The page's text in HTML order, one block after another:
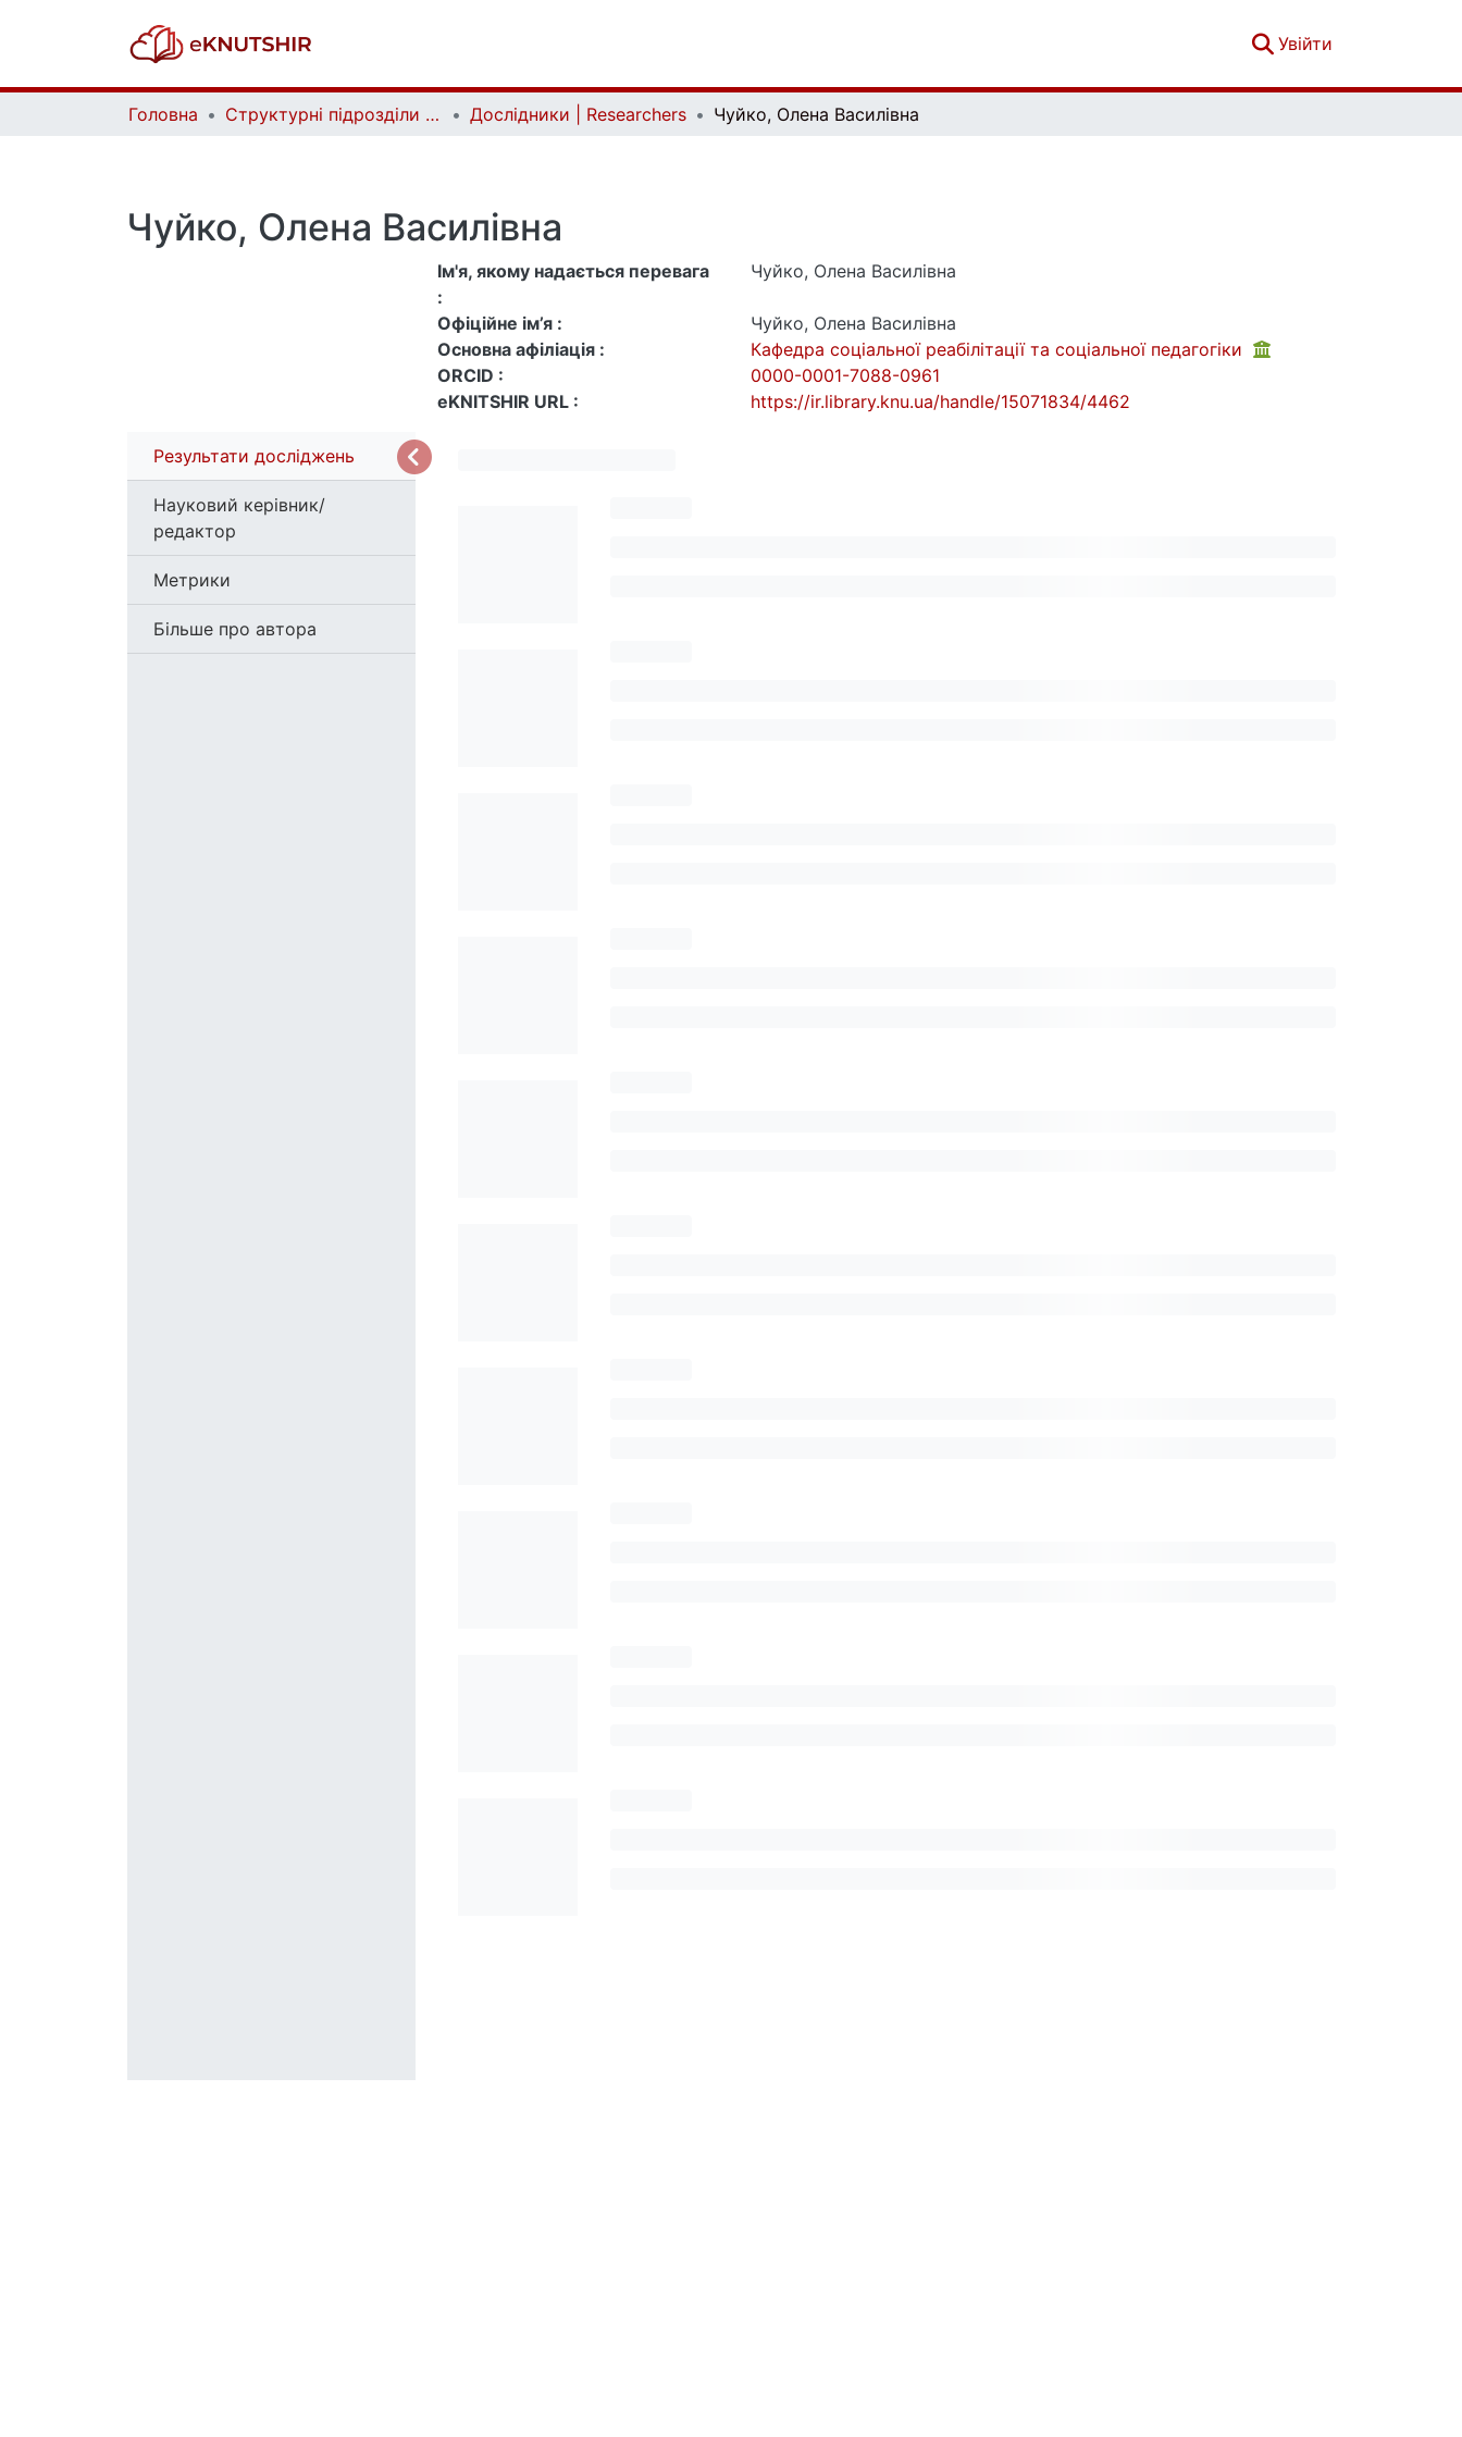
Увійти
Головна Структурні підрозділи Київського національного університету імені Тараса Шевченка та Організації | Faculties, Institutes and Departments of Taras Shevchenko National University of Kyiv and Organizations Дослідники | Researchers Чуйко, Олена Василівна
Чуйко, Олена Василівна
Ім'я, якому надається перевага
:
Чуйко, Олена Василівна
Офіційне ім’я :
Чуйко, Олена Василівна
Основна афіліація :
Кафедра соціальної реабілітації та соціальної педагогіки
ORCID :
0000-0001-7088-0961
eKNITSHIR URL :
https://ir.library.knu.ua/handle/15071834/4462
Результати досліджень
Науковий керівник/
редактор
Метрики
Більше про автора